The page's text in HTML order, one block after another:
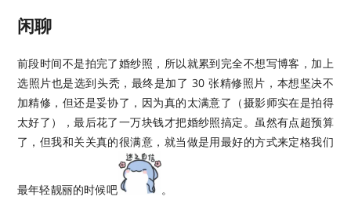
闲聊
前段时间不是拍完了婚纱照，所以就累到完全不想写博客，加上
选照片也是选到头秃，最终是加了 30 张精修照片，本想坚决不
加精修，但还是妥协了，因为真的太满意了（摄影师实在是拍得
太好了），最后花了一万块钱才把婚纱照搞定。虽然有点超预算
了，但我和关关真的很满意，就当做是用最好的方式来定格我们
最年轻靓丽的时候吧 。